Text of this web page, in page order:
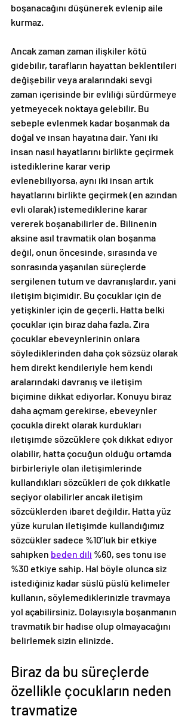
boşanacağını düşünerek evlenip aile
kurmaz.
Ancak zaman zaman ilişkiler kötü
gidebilir, tarafların hayattan beklentileri
değişebilir veya aralarındaki sevgi
zaman içerisinde bir evliliği sürdürmeye
yetmeyecek noktaya gelebilir. Bu
sebeple evlenmek kadar boşanmak da
doğal ve insan hayatına dair. Yani iki
insan nasıl hayatlarını birlikte geçirmek
istediklerine karar verip
evlenebiliyorsa, aynı iki insan artık
hayatlarını birlikte geçirmek (en azından
evli olarak) istemediklerine karar
vererek boşanabilirler de. Bilinenin
aksine asıl travmatik olan boşanma
değil, onun öncesinde, sırasında ve
sonrasında yaşanılan süreçlerde
sergilenen tutum ve davranışlardır, yani
iletişim biçimidir. Bu çocuklar için de
yetişkinler için de geçerli. Hatta belki
çocuklar için biraz daha fazla. Zira
çocuklar ebeveynlerinin onlara
söylediklerinden daha çok sözsüz olarak
hem direkt kendileriyle hem kendi
aralarındaki davranış ve iletişim
biçimine dikkat ediyorlar. Konuyu biraz
daha açmam gerekirse, ebeveynler
çocukla direkt olarak kurdukları
iletişimde sözcüklere çok dikkat ediyor
olabilir, hatta çocuğun olduğu ortamda
birbirleriyle olan iletişimlerinde
kullandıkları sözcükleri de çok dikkatle
seçiyor olabilirler ancak iletişim
sözcüklerden ibaret değildir. Hatta yüz
yüze kurulan iletişimde kullandığımız
sözcükler sadece %10’luk bir etkiye
sahipken beden dili %60, ses tonu ise
%30 etkiye sahip. Hal böyle olunca siz
istediğiniz kadar süslü püslü kelimeler
kullanın, söylemediklerinizle travmaya
yol açabilirsiniz. Dolayısıyla boşanmanın
travmatik bir hadise olup olmayacağını
belirlemek sizin elinizde.
Biraz da bu süreçlerde
özellikle çocukların neden
travmatize